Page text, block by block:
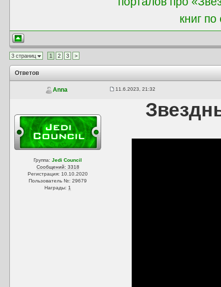
книг
3 страниц 1 2 3 >
Ответов
Anna 11.6.2023, 21:32
Группа:Jedi Council
Сообщений: 3318
Регистрация: 10.10.2020
Пользователь №: 29679
Награды: 1